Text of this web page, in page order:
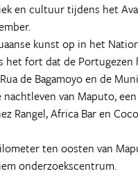
en cultuur tijdens het
kunst op in het
het fort dat de
de Bagamoyo en de
van Maputo,
Rangel, Africa Bar en
ten oosten van
onderzoekscentrum.